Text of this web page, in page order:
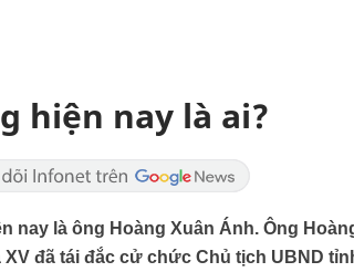
hiện nay là ai?
nay là ông Hoàng Xuân Ánh. Ông
đã tái đắc cử chức Chủ tịch UBND